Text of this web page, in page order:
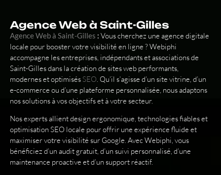
Agence Web à Saint-Gilles
Agence Web à Saint-Gilles : Vous cherchez une agence digitale
locale pour booster votre visibilité en ligne ? Webiphi
accompagne les entreprises, indépendants et associations de
Saint-Gilles dans la création de sites web performants,
modernes et optimisés SEO. Qu’il s’agisse d’un site vitrine, d’un
e-commerce ou d’une plateforme personnalisée, nous adaptons
nos solutions à vos objectifs et à votre secteur.
Nos experts allient design ergonomique, technologies fiables et
optimisation SEO locale pour offrir une expérience fluide et
maximiser votre visibilité sur Google. Avec Webiphi, vous
bénéficiez d’un audit gratuit, d’un suivi personnalisé, d’une
maintenance proactive et d’un support réactif.